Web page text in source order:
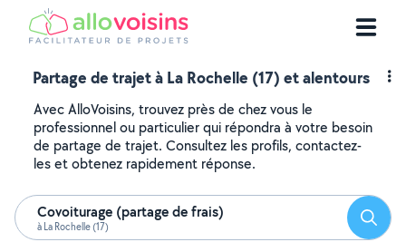
Partage de trajet à La Rochelle (17) et alentours
Avec AlloVoisins, trouvez près de chez vous le
professionnel ou particulier qui répondra à votre besoin
de partage de trajet. Consultez les profils, contactez-
les et obtenez rapidement réponse.
Covoiturage (partage de frais)
à La Rochelle (17)